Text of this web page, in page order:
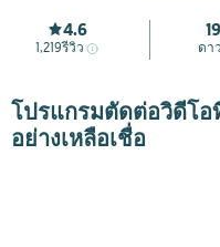
4.6
1,219รีวิว ดา
โปรแกรมตัดต่อวิดีโอ
อย่างเหลือเชื่อ